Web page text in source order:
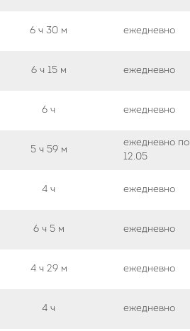
6 ч 30 м ежедневно
6 ч 15 м ежедневно
6 ч ежедневно
5 ч 59 м
ежедневно по
12.05
4 ч ежедневно
6 ч 5 м ежедневно
4 ч 29 м ежедневно
4 ч ежедневно